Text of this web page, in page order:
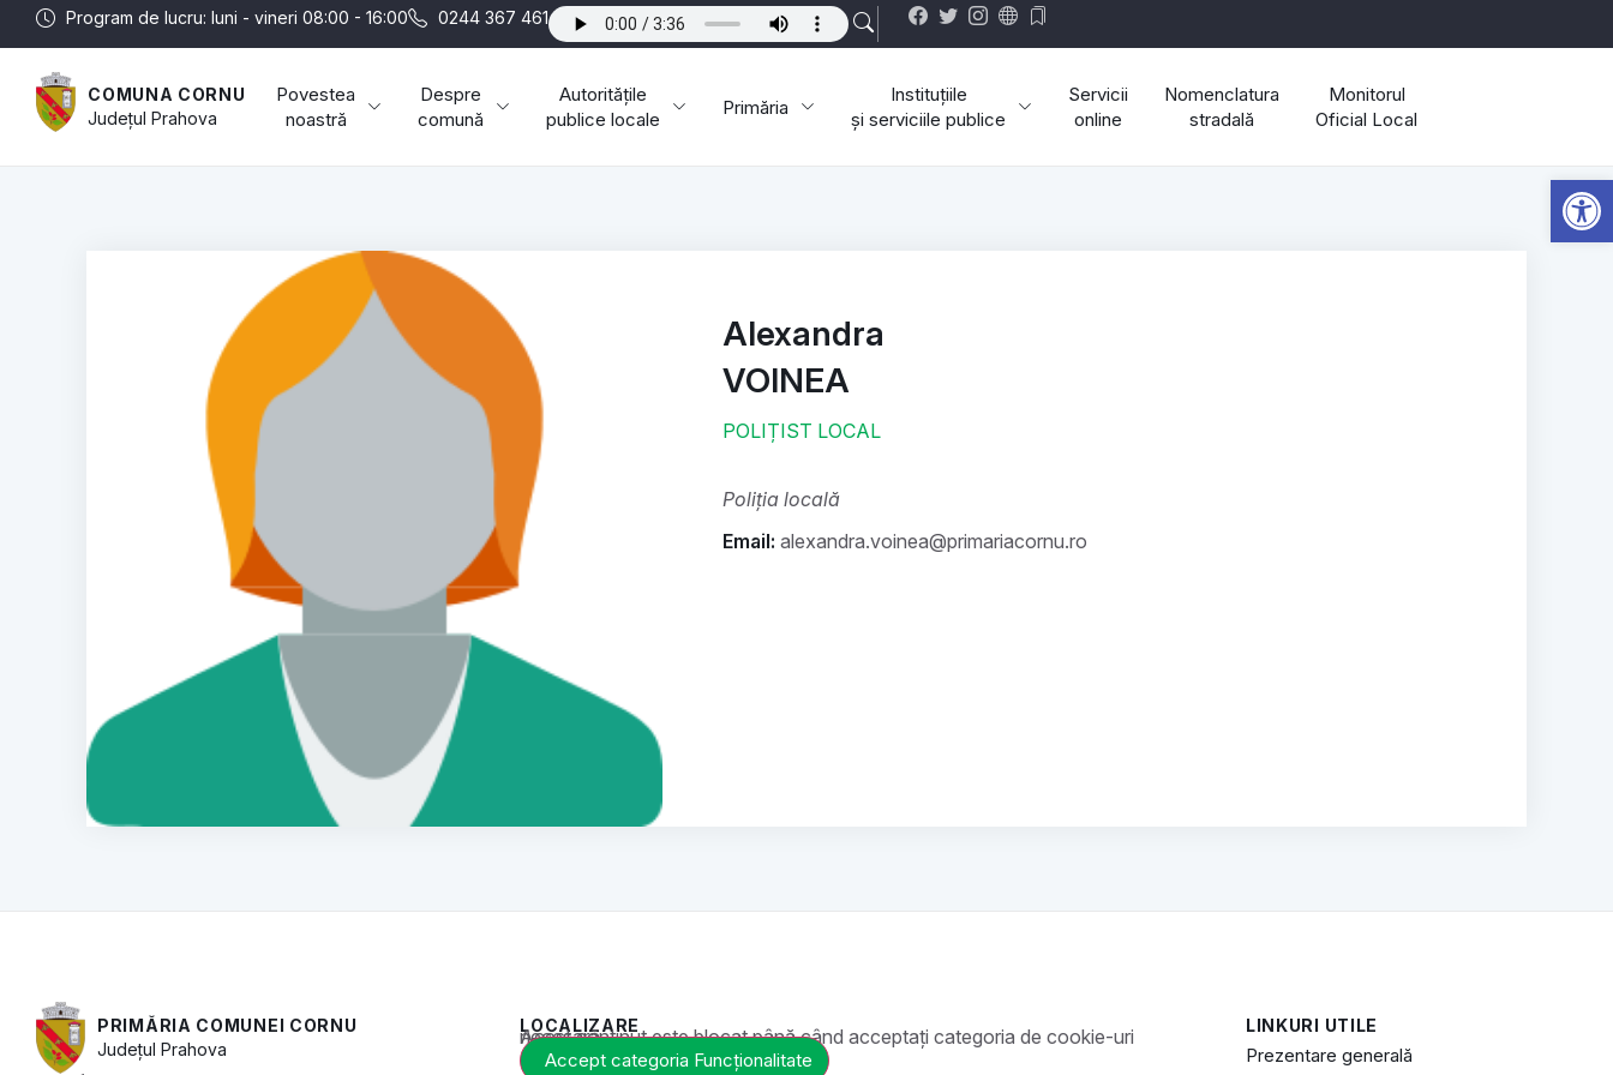
Program de lucru: luni - vineri 08:00 - 16:00 0244 367 461
COMUNA CORNU
JudețulPrahova
Povestea
noastră
Despre
comună
Autoritățile
publice locale
Primăria
Instituțiile
și serviciile publice
Servicii
online
Nomenclatura
stradală
Monitorul
Oficial Local
Alexandra
VOINEA
POLIȚIST LOCAL
Poliția locală
Email: alexandra.voinea@primariacornu.ro
PRIMĂRIA COMUNEI CORNU
JudețulPrahova
LOCALIZARE
Acest conținut este blocat până când acceptați categoria de cookie-uri necesară.
Accept categoria Funcționalitate
LINKURI UTILE
Prezentare generală